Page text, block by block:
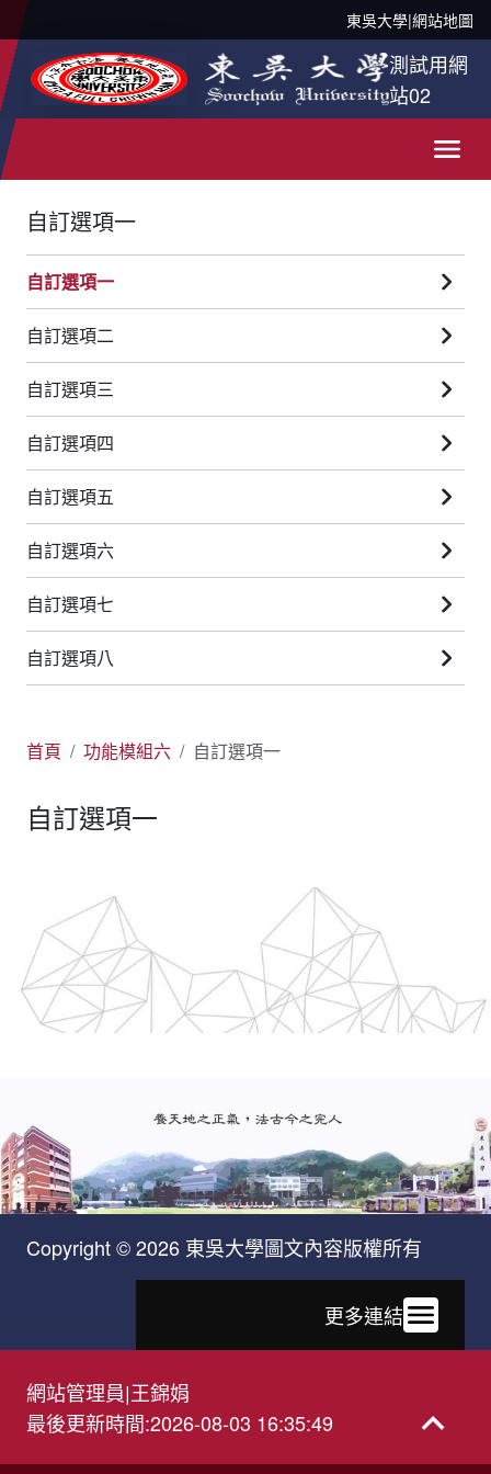
東吳大學|網站地圖
測試用網
站02
自訂選項一
自訂選項一
自訂選項二
自訂選項三
自訂選項四
自訂選項五
自訂選項六
自訂選項七
自訂選項八
首頁 功能模組六 自訂選項一
自訂選項一
Copyright © 2026 東吳大學圖文內容版權所有
更多連結
網站管理員|王錦娟
最後更新時間:2026-08-03 16:35:49